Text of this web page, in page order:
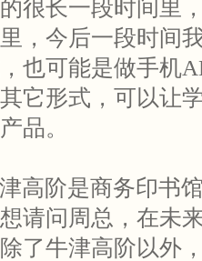
很长一段时间里
，今后一段时间
也可能是做手机
它形式，可以让
品。
津高阶是商务印书
请问周总，在未
了牛津高阶以外